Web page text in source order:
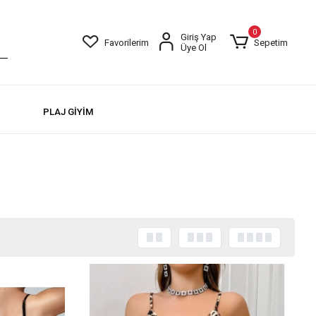
Favorilerim
Giriş Yap
Üye Ol
0
Sepetim
PLAJ GİYİM